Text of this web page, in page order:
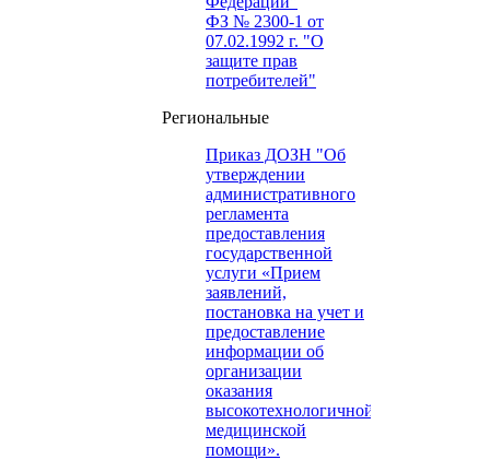
ФЗ № 2300-1 от
07.02.1992 г. "О
защите прав
потребителей"
Региональные
Приказ ДОЗН "Об
утверждении
административного
регламента
предоставления
государственной
услуги «Прием
заявлений,
постановка на учет и
предоставление
информации об
организации
оказания
высокотехнологичной
медицинской
помощи».